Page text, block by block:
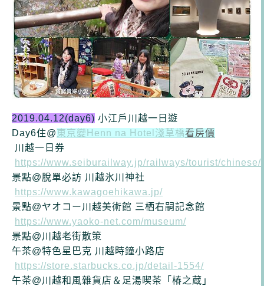
2019.04.12(day6) 小江戶川越一日遊
Day6住@東京變Henn na Hotel淺草橋看房價
川越一日券
https://www.seiburailway.jp/railways/tourist/
景點@脫單必訪 川越氷川神社
https://www.kawagoehikawa.jp/
景點@ヤオコー川越美術館 三栖右嗣記念館
https://www.yaoko-net.com/museum/
景點@川越老街散策
午茶@特色星巴克 川越時鐘小路店
https://store.starbucks.co.jp/detail-1554/
午茶@川越和風雜貨店＆足湯喫茶「椿之蔵」